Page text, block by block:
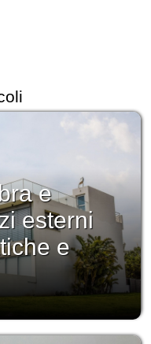
e
esterni
e